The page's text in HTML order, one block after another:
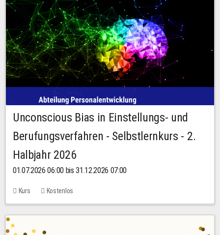
Unconscious Bias in Einstellungs- und
Berufungsverfahren - Selbstlernkurs - 2.
Halbjahr 2026
01.07.2026 06:00 bis 31.12.2026 07:00
Kurs Kostenlos